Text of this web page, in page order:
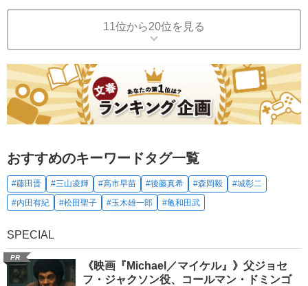
11位から20位を見る
おすすめのキーワードタグ一覧
#藤田晋 #三山凌輝 #高市早苗 #後藤真希 #森岡毅
#城彰二
#内田有紀
#松田聖子 #玉木雄一郎 #亀和田武
SPECIAL
PR
《映画『Michael／マイケル』》父ジョセ
フ・ジャクソン役、コールマン・ドミンゴ